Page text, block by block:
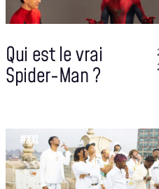
Qui est le vrai
Spider-Man ?
#XXL